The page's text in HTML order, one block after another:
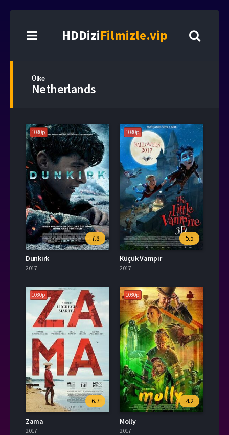
HDDiziFilmizle.vip
Ülke
Netherlands
1080p
7.8
Dunkirk
2017
1080p
5.5
Küçük Vampir
2017
1080p
6.7
Zama
2017
1080p
4.2
Molly
2017